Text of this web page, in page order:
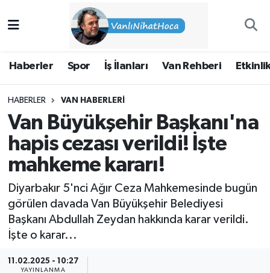
Haberler Spor İş İlanları Van Rehberi
HABERLER VAN HABERLERI
Van Büyükşehir Başkanı'na
hapis cezası verildi! İşte
mahkeme kararı!
Diyarbakır 5'nci Ağır Ceza Mahkemesinde bugün
görülen davada Van Büyükşehir Belediyesi
Başkanı Abdullah Zeydan hakkında karar verildi.
İşte o karar...
11.02.2025 - 10:27
YAYINLANMA
Van Rehberi
Etkinlikler
Köşe Yazıları
Hakkımda
İpekyolu Nöbetçi Eczaneler
Süper Lig Puan Durumu ve Fikstür
Tüm Manşetler
Son Dakika Haberleri
Haber Arşivi